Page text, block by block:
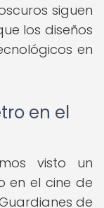
siguen
los diseños
en
en el
visto un
en el cine de
de